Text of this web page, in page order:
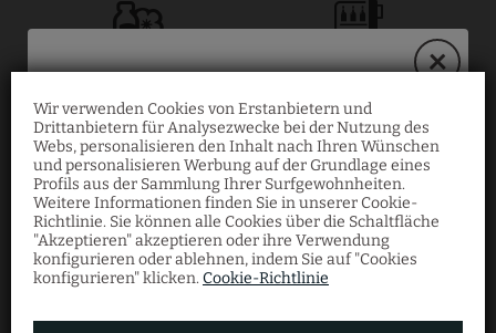
Wir verwenden Cookies von Erstanbietern und
Drittanbietern für Analysezwecke bei der Nutzung des
Webs, personalisieren den Inhalt nach Ihren Wünschen
und personalisieren Werbung auf der Grundlage eines
Profils aus der Sammlung Ihrer Surfgewohnheiten.
Weitere Informationen finden Sie in unserer Cookie-
Richtlinie. Sie können alle Cookies über die Schaltfläche
"Akzeptieren" akzeptieren oder ihre Verwendung
konfigurieren oder ablehnen, indem Sie auf "Cookies
konfigurieren" klicken. Cookie-Richtlinie
Dusch- und Badeartikel Minibar
Haartrockner Telefon
Tee- und Kaffeekocher
MEHR ANZEIGEN
30 % exklusiver Rabatt
Buchen Sie jetzt über unsere offizielle
Website und genießen Sie Ihren
Sommerurlaub zum besten Preis mit
diesem zeitlich begrenzten Angebot